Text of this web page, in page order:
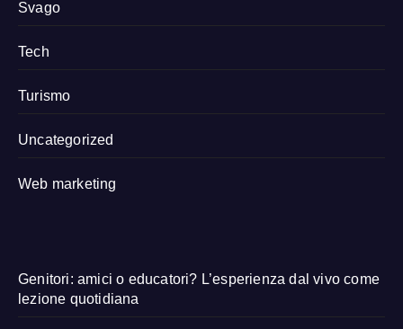
Svago
Tech
Turismo
Uncategorized
Web marketing
Genitori: amici o educatori? L’esperienza dal vivo come
lezione quotidiana